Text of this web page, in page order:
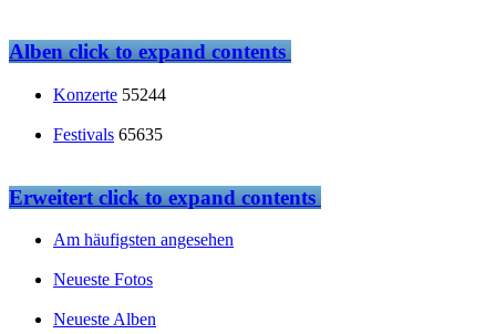
Albenclick to expand contents
Konzerte 55244
Festivals 65635
Erweitertclick to expand contents
Am häufigsten angesehen
Neueste Fotos
Neueste Alben